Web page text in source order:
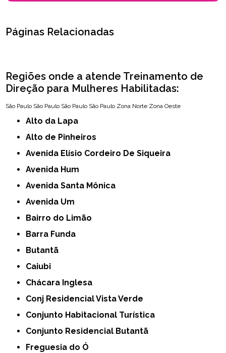
Páginas Relacionadas
Regiões onde a atende Treinamento de
Direção para Mulheres Habilitadas:
São Paulo São Paulo São Paulo São Paulo Zona Norte Zona Oeste
Alto da Lapa
Alto de Pinheiros
Avenida Elísio Cordeiro De Siqueira
Avenida Hum
Avenida Santa Mônica
Avenida Um
Bairro do Limão
Barra Funda
Butantã
Caiubi
Chácara Inglesa
Conj Residencial Vista Verde
Conjunto Habitacional Turística
Conjunto Residencial Butantã
Freguesia do Ó